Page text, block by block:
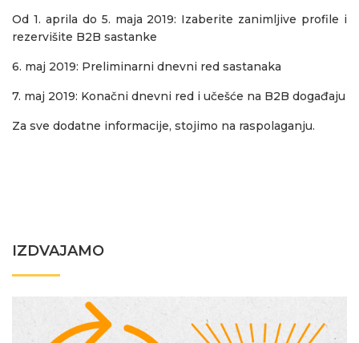
Od 1. aprila do 5. maja 2019: Izaberite zanimljive profile i
rezervišite B2B sastanke
6. maj 2019: Preliminarni dnevni red sastanaka
7. maj 2019: Konačni dnevni red i učešće na B2B događaju
Za sve dodatne informacije, stojimo na raspolaganju.
IZDVAJAMO